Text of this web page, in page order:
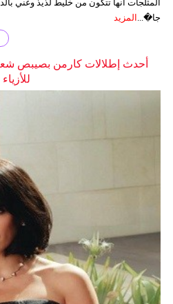
المثلجات أنها تتكون من خليط لذيذ وغني
جا�... المزيد
أحدث إطلالات كارمن بصيبص
للأزياء